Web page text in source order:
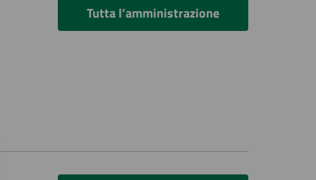
Tutta l’amministrazione